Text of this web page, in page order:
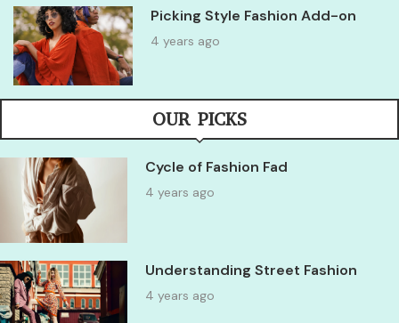
Picking Style Fashion Add-on
4 years ago
OUR PICKS
Cycle of Fashion Fad
4 years ago
Understanding Street Fashion
4 years ago